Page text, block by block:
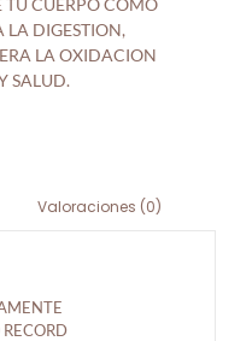
TU CUERPO COMO
DIGESTION,
LA OXIDACION
SALUD.
Valoraciones (0)